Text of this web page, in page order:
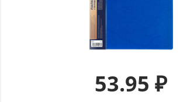
53.95 ₽